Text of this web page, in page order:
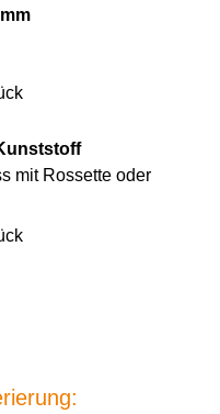
mit Rossette oder